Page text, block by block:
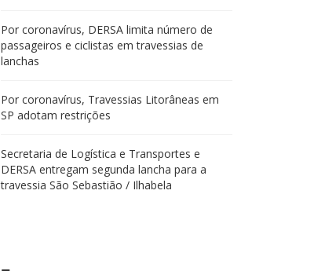
Por coronavírus, DERSA limita número de
passageiros e ciclistas em travessias de
lanchas
Por coronavírus, Travessias Litorâneas em
SP adotam restrições
Secretaria de Logística e Transportes e
DERSA entregam segunda lancha para a
travessia São Sebastião / Ilhabela